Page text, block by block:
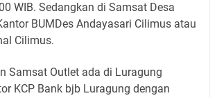
WIB. Sedangkan di Samsat Desa
BUMDes Andayasari Cilimus atau
Cilimus.
Samsat Outlet ada di Luragung
KCP Bank bjb Luragung dengan